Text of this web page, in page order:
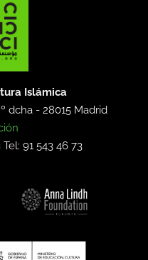
Islámica
dcha -28015 Madrid
Tel: 91 543 46 73